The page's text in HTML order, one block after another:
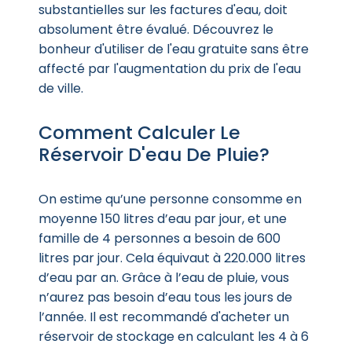
substantielles sur les factures d'eau, doit
absolument être évalué. Découvrez le
bonheur d'utiliser de l'eau gratuite sans être
affecté par l'augmentation du prix de l'eau
de ville.
Comment Calculer Le
Réservoir D'eau De Pluie?
On estime qu’une personne consomme en
moyenne 150 litres d’eau par jour, et une
famille de 4 personnes a besoin de 600
litres par jour. Cela équivaut à 220.000 litres
d’eau par an. Grâce à l’eau de pluie, vous
n’aurez pas besoin d’eau tous les jours de
l’année. Il est recommandé d'acheter un
réservoir de stockage en calculant les 4 à 6